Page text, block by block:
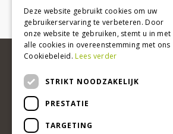
Deze website gebruikt cookies om uw
gebruikerservaring te verbeteren. Door
onze website te gebruiken, stemt u in met
alle cookies in overeenstemming met ons
Cookiebeleid.Lees verder
STRIKT NOODZAKELIJK
PRESTATIE
TARGETING